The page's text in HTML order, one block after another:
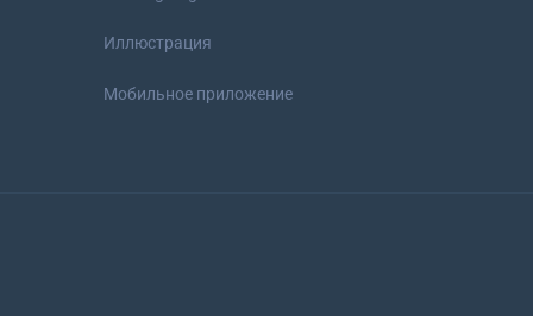
Иллюстрация
Мобильное приложение